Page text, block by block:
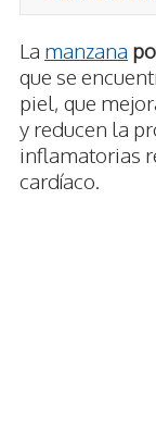
La manzana
que se
piel, que
y reducen la
inflamatorias
cardíaco.